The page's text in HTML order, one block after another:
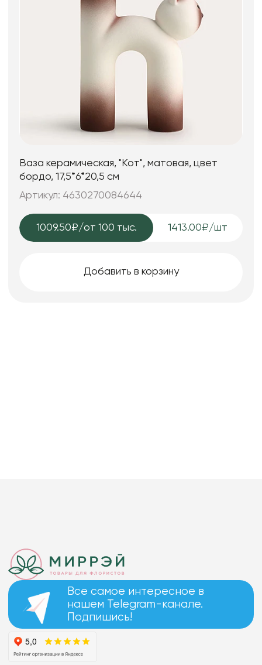
Ваза керамическая, "Кот", матовая, цвет
бордо, 17,5*6*20,5 см
Артикул: 4630270084644
1009.50₽/от 100 тыс. 1413.00₽/шт
Добавить в корзину
Все самое интересное в
нашем Telegram-канале.
Подпишись!